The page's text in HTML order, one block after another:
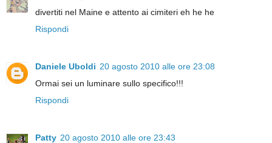
divertiti nel Maine e attento ai cimiteri eh he he
Rispondi
Daniele Uboldi 20 agosto 2010 alle ore 23:08
Ormai sei un luminare sullo specifico!!!
Rispondi
Patty 20 agosto 2010 alle ore 23:43